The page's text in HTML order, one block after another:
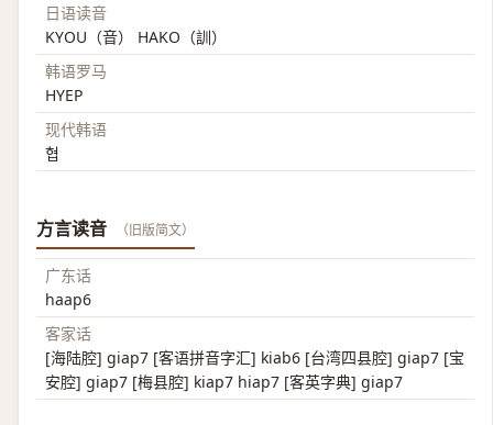
日语读音
KYOU（音） HAKO（訓）
韩语罗马
HYEP
现代韩语
협
方言读音 （旧版简文）
广东话
haap6
客家话
[海陆腔] giap7 [客语拼音字汇] kiab6 [台湾四县腔] giap7 [宝
安腔] giap7 [梅县腔] kiap7 hiap7 [客英字典] giap7